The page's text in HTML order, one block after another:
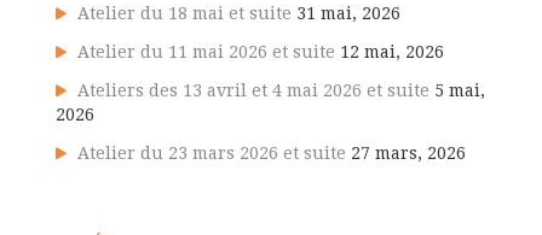
Atelier du 18 mai et suite 31 mai, 2026
Atelier du 11 mai 2026 et suite 12 mai, 2026
Ateliers des 13 avril et 4 mai 2026 et suite 5 mai,
2026
Atelier du 23 mars 2026 et suite 27 mars, 2026